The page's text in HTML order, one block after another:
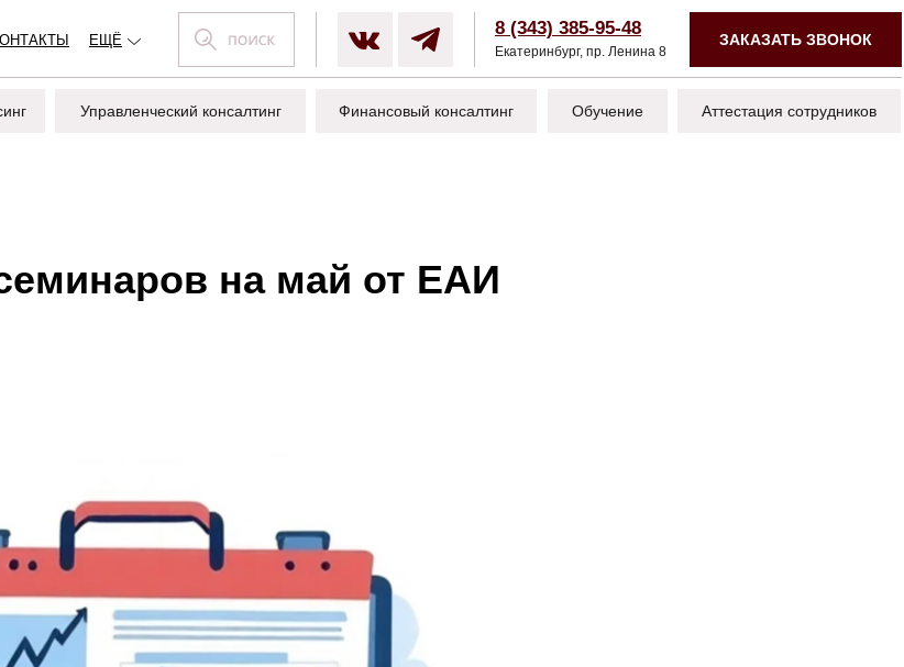
ЗАКАЗАТЬ ЗВОНОК
ЕЩЁ
8 (343) 385-95-48
Екатеринбург, пр. Ленина 8
Аттестация сотрудников
Обучение
Финансовый консалтинг
Управленческий консалтинг
на май от ЕАИ